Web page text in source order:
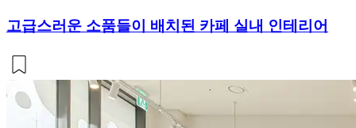
고급스러운 소품들이 배치된 카페 실내 인테리어